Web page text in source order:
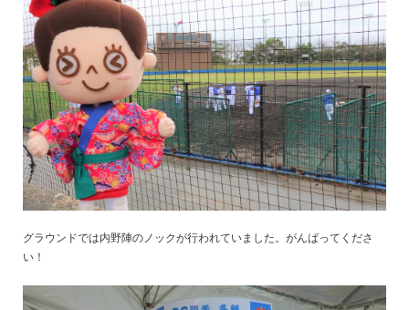
グラウンドでは内野陣のノックが行われていました。がんばってくださ
い！